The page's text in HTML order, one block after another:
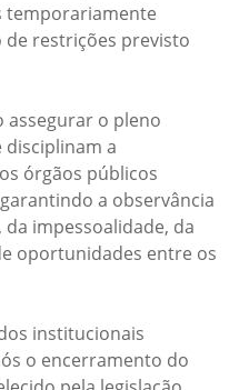
temporariamente
restrições previsto
assegurar o pleno
a
órgãos públicos
a observância
impessoalidade, da
oportunidades entre os
institucionais
o encerramento do